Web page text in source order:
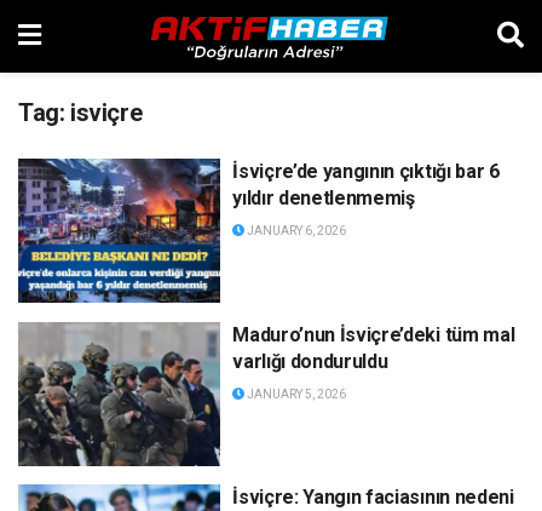
Tag: isviçre
İsviçre’de yangının çıktığı bar 6
yıldır denetlenmemiş
JANUARY 6, 2026
Maduro’nun İsviçre’deki tüm mal
varlığı donduruldu
JANUARY 5, 2026
İsviçre: Yangın faciasının nedeni